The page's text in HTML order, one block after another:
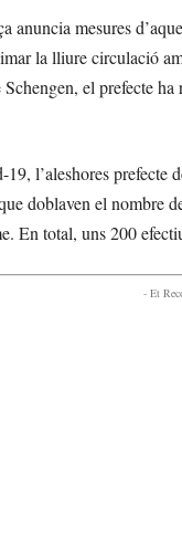
anuncia mesures
la lliure circulació
el prefecte
l’aleshores
doblaven el nombre
En total, uns 200
- Et